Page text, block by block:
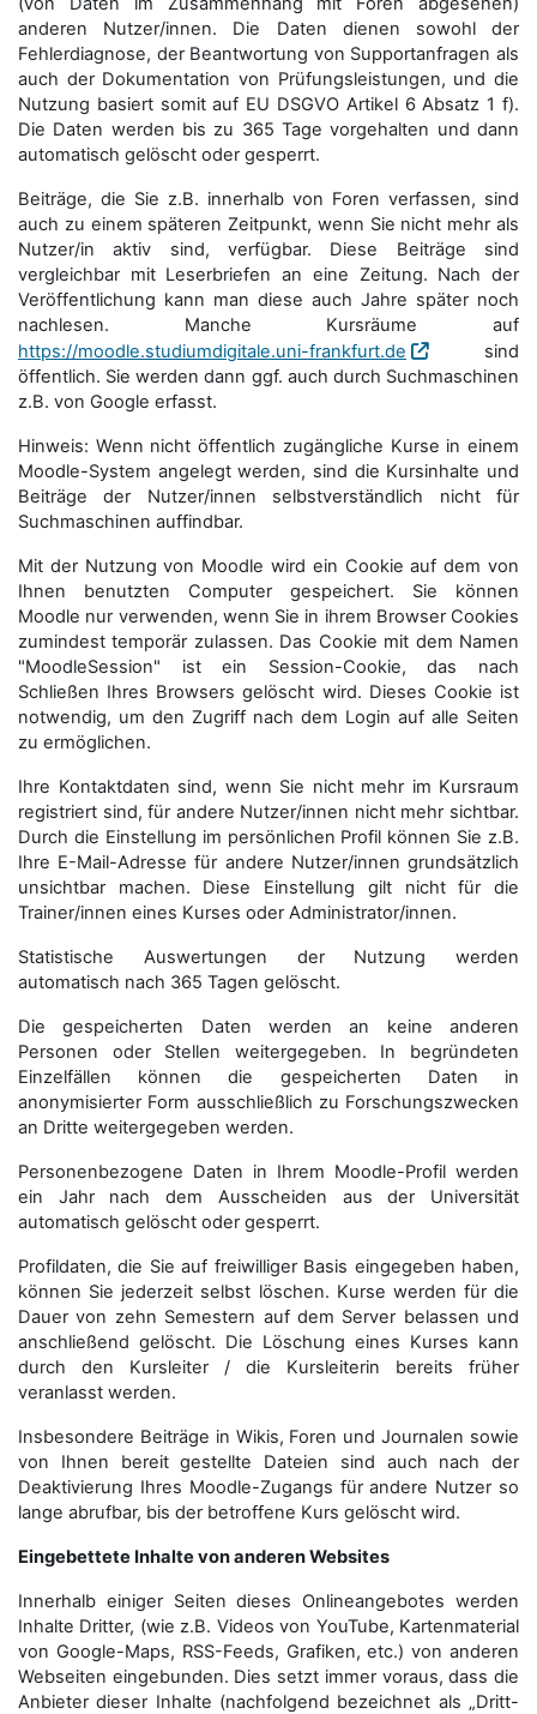
anderen Nutzer/innen. Die Daten dienen sowohl der
Fehlerdiagnose, der Beantwortung von Supportanfragen als
auch der Dokumentation von Prüfungsleistungen, und die
Nutzung basiert somit auf EU DSGVO Artikel 6 Absatz 1 f).
Die Daten werden bis zu 365 Tage vorgehalten und dann
automatisch gelöscht oder gesperrt.
Beiträge, die Sie z.B. innerhalb von Foren verfassen, sind
auch zu einem späteren Zeitpunkt, wenn Sie nicht mehr als
Nutzer/in aktiv sind, verfügbar. Diese Beiträge sind
vergleichbar mit Leserbriefen an eine Zeitung. Nach der
Veröffentlichung kann man diese auch Jahre später noch
nachlesen. Manche Kursräume auf
https://moodle.studiumdigitale.uni-frankfurt.de
sind
öffentlich. Sie werden dann ggf. auch durch Suchmaschinen
z.B. von Google erfasst.
Hinweis: Wenn nicht öffentlich zugängliche Kurse in einem
Moodle-System angelegt werden, sind die Kursinhalte und
Beiträge der Nutzer/innen selbstverständlich nicht für
Suchmaschi­nen auffindbar.
Mit der Nutzung von Moodle wird ein Cookie auf dem von
Ihnen benutzten Computer gespeichert. Sie können
Moodle nur verwenden, wenn Sie in ihrem Browser Cookies
zumindest temporär zulassen. Das Cookie mit dem Namen
"MoodleSession" ist ein Session-Cookie, das nach
Schließen Ihres Browsers gelöscht wird. Dieses Cookie ist
notwendig, um den Zugriff nach dem Login auf alle Seiten
zu ermöglichen.
Ihre Kontaktdaten sind, wenn Sie nicht mehr im Kursraum
registriert sind, für andere Nutzer/innen nicht mehr sichtbar.
Durch die Einstellung im persönlichen Profil können Sie z.B.
Ihre E-Mail-Adresse für andere Nutzer/innen grundsätzlich
unsichtbar machen. Diese Einstellung gilt nicht für die
Trainer/innen eines Kurses oder Administrator/innen.
Statistische Auswertungen der Nutzung werden
automatisch nach 365 Tagen gelöscht.
Die gespeicherten Daten werden an keine anderen
Personen oder Stellen weitergegeben. In begründeten
Einzelfällen können die gespeicherten Daten in
anonymisierter Form aus­schließ­lich zu Forschungszwecken
an Dritte weitergegeben werden.
Personenbezogene Daten in Ihrem Moodle-Profil werden
ein Jahr nach dem Ausscheiden aus der Universität
automatisch gelöscht oder gesperrt.
Profildaten, die Sie auf freiwilliger Basis eingegeben haben,
können Sie jederzeit selbst löschen. Kurse werden für die
Dauer von zehn Semestern auf dem Server belassen und
anschließend gelöscht. Die Löschung eines Kurses kann
durch den Kursleiter / die Kursleiterin bereits früher
veranlasst werden.
Insbesondere Beiträge in Wikis, Foren und Journalen sowie
von Ihnen bereit gestellte Dateien sind auch nach der
Deaktivierung Ihres Moodle-Zugangs für andere Nutzer so
lange abrufbar, bis der betroffene Kurs gelöscht wird.
Eingebettete Inhalte von anderen Websites
Innerhalb einiger Seiten dieses Onlineangebotes werden
Inhalte Dritter, (wie z.B. Videos von YouTube, Kartenmaterial
von Google-Maps, RSS-Feeds, Grafiken, etc.) von anderen
Webseiten eingebunden. Dies setzt immer voraus, dass die
Anbieter dieser Inhalte (nachfolgend bezeichnet als „Dritt-